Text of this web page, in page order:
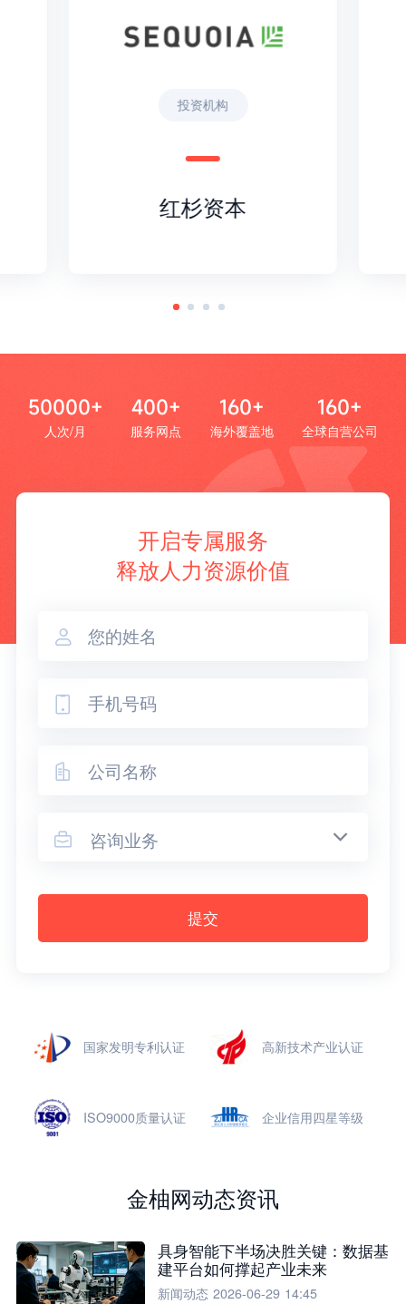
投资机构
红杉资本
50000+
人次/月
400+
服务网点
160+
海外覆盖地
160+
全球自营公司
开启专属服务
释放人力资源价值



 咨询业务
提交
国家发明专利认证 高新技术产业认证
ISO9000质量认证 企业信用四星等级
金柚网动态资讯
具身智能下半场决胜关键：数据基
建平台如何撑起产业未来
新闻动态 2026-06-29 14:45